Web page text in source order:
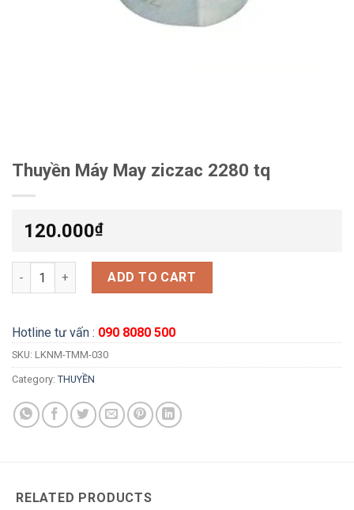
Thuyền Máy May ziczac 2280 tq
120.000₫
Thuyền Máy May ziczac 2280 tq quantity
ADD TO CART
Hotline tư vấn : 090 8080 500
SKU: LKNM-TMM-030
Category: THUYỀN
RELATED PRODUCTS